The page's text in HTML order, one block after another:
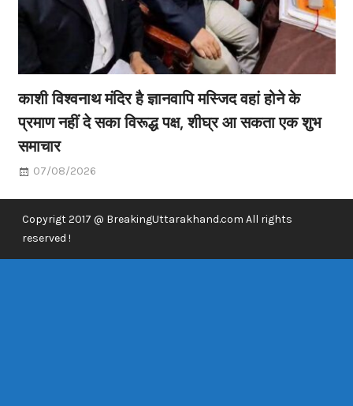
काशी विश्वनाथ मंदिर है ज्ञानवापि मस्जिद वहां होने के
प्रमाण नहीं दे सका विरूद्ध पक्ष, शीघ्र आ सकता एक शुभ
समाचार
07/08/2026
Copyrigt 2017 @ BreakingUttarakhand.com All rights
reserved !